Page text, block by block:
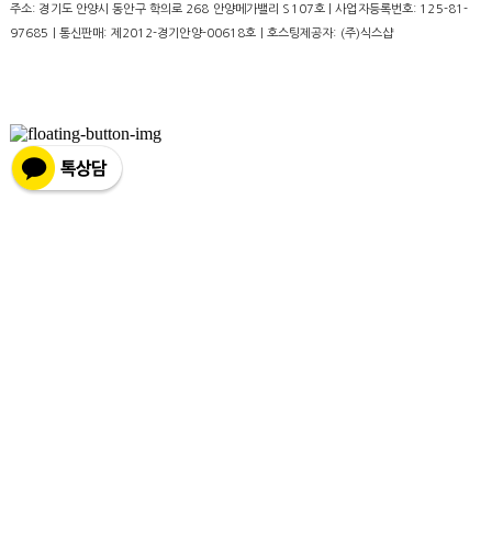
주소: 경기도 안양시 동안구 학의로 268 안양메가밸리 S107호 | 사업자등록번호: 125-81-
97685
| 통신판매: 제2012-경기안양-00618호 | 호스팅제공자: (주)식스샵